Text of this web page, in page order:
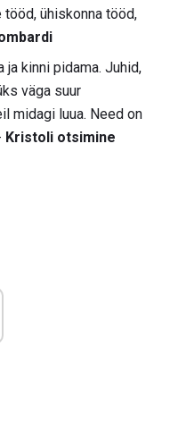
ühiskonna tööd,
ja kinni pidama. Juhid,
väga suur
midagi luua. Need on
Kristoli otsimine